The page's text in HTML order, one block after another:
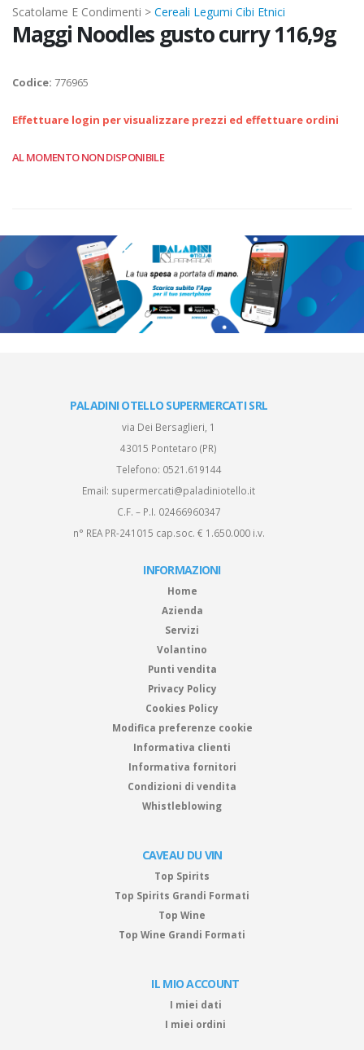
Scatolame E Condimenti > Cereali Legumi Cibi Etnici
Maggi Noodles gusto curry 116,9g
Codice: 776965
Effettuare login per visualizzare prezzi ed effettuare ordini
AL MOMENTO NON DISPONIBILE
PALADINI OTELLO SUPERMERCATI SRL
via Dei Bersaglieri, 1
43015 Pontetaro (PR)
Telefono: 0521.619144
Email: supermercati@paladiniotello.it
C.F. – P.I. 02466960347
n° REA PR-241015 cap.soc. € 1.650.000 i.v.
INFORMAZIONI
Home
Azienda
Servizi
Volantino
Punti vendita
Privacy Policy
Cookies Policy
Modifica preferenze cookie
Informativa clienti
Informativa fornitori
Condizioni di vendita
Whistleblowing
CAVEAU DU VIN
Top Spirits
Top Spirits Grandi Formati
Top Wine
Top Wine Grandi Formati
IL MIO ACCOUNT
I miei dati
I miei ordini